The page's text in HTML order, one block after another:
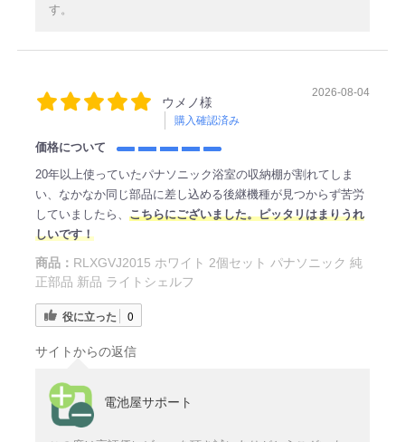
す。
ウメノ様
購入確認済み
2026-08-04
価格について
20年以上使っていたパナソニック浴室の収納棚が割れてしま
い、なかなか同じ部品に差し込める後継機種が見つからず苦労
していましたら、 こちらにございました。ピッタリはまりうれ
しいです！
商品： RLXGVJ2015 ホワイト 2個セット パナソニック 純
正部品 新品 ライトシェルフ
役に立った 0
サイトからの返信
電池屋サポート